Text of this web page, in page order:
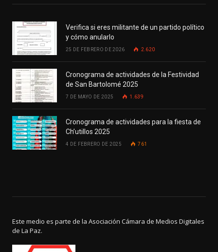
Verifica si eres militante de un partido político
y cómo anularlo
25 DE FEBRERO DE 2026 2.620
Cronograma de actividades de la Festividad
de San Bartolomé 2025
7 DE MAYO DE 2025 1.639
Cronograma de actividades para la fiesta de
Ch’utillos 2025
4 DE FEBRERO DE 2025 761
Este medio es parte de la Asociación Cámara de Medios Digitales
de La Paz.